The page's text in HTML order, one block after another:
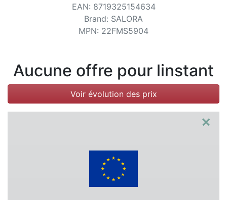
EAN: 8719325154634
Brand: SALORA
MPN: 22FMS5904
Aucune offre pour linstant
Voir évolution des prix
×